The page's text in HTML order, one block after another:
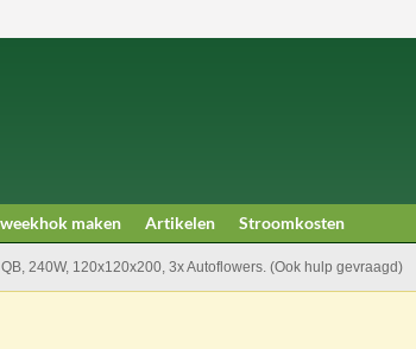
maken Artikelen Stroomkosten
240W, 120x120x200, 3x Autoflowers. (Ook hulp gevraagd)